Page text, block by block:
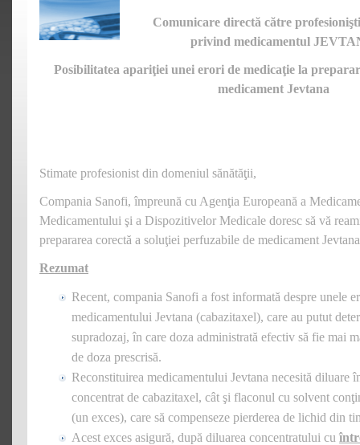
la
Comunicare directă către
privind medicamentul
Posibilitatea apariţiei unei erori de medicaţie la
medicament Jevtana
Stimate profesionist din domeniul sănătăţii,
Compania Sanofi, împreună cu Agenţia Europeană a
Medicamentului şi a Dispozitivelor Medicale doresc să vă
prepararea corectă a soluţiei perfuzabile de medicament
Rezumat
Recent, compania Sanofi a fost informată despre unele
medicamentului Jevtana (cabazitaxel), care au putut
supradozaj, în care doza administrată efectiv să fie mai
de doza prescrisă.
Reconstituirea medicamentului Jevtana necesită diluare
concentrat de cabazitaxel, cât şi flaconul cu solvent
(un exces), care să compenseze pierderea de lichid din
Acest exces asigură, după diluarea concentratului cu